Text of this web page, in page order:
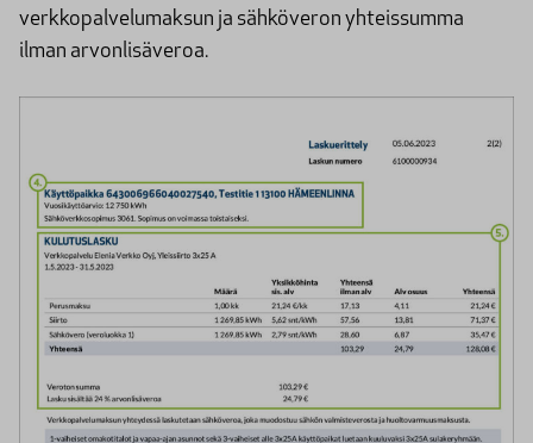
verkkopalvelumaksun ja sähköveron yhteissumma
ilman arvonlisäveroa.